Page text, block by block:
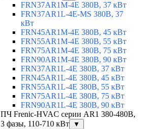
FRN37AR1M-4E 380В, 37 кВт
FRN37AR1L-4E-MS 380В, 37
кВт
FRN45AR1M-4E 380В, 45 кВт
FRN55AR1M-4E 380В, 55 кВт
FRN75AR1M-4E 380В, 75 кВт
FRN90AR1M-4E 380В, 90 кВт
FRN37AR1L-4E 380В, 37 кВт
FRN45AR1L-4E 380В, 45 кВт
FRN55AR1L-4E 380В, 55 кВт
FRN75AR1L-4E 380В, 75 кВт
FRN90AR1L-4E 380В, 90 кВт
ПЧ Frenic-HVAC серии AR1 380-480В,
3 фазы, 110-710 кВт
▼